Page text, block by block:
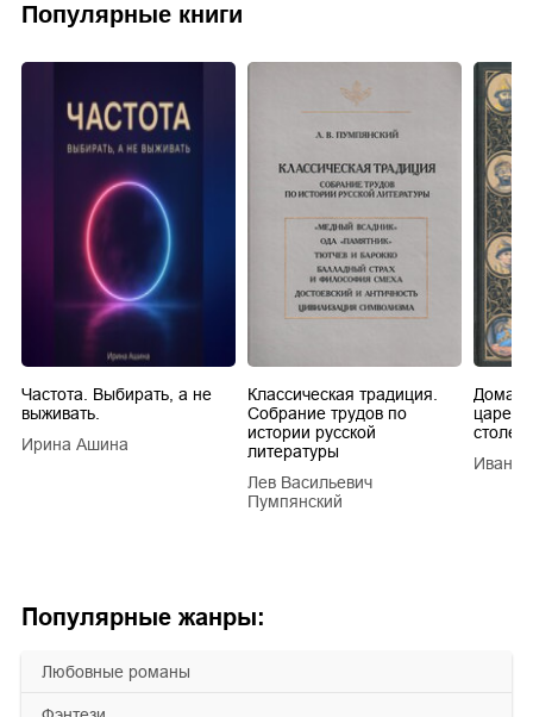
Популярные жанры:
любовные романы
Популярные книги
Частота. Выбирать, а не
выживать.
Ирина Ашина
Классическая традиция.
Собрание трудов по
истории русской
литературы
Лев Васильевич
Пумпянский
царей
Иван